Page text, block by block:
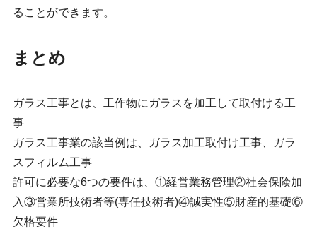
ることができます。
まとめ
ガラス工事とは、工作物にガラスを加工して取付ける工
事
ガラス工事業の該当例は、ガラス加工取付け工事、ガラ
スフィルム工事
許可に必要な6つの要件は、①経営業務管理②社会保険加
入③営業所技術者等(専任技術者)④誠実性⑤財産的基礎⑥
欠格要件